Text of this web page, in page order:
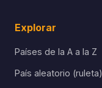
Explorar
Países de la A a la Z
País aleatorio (ruleta)